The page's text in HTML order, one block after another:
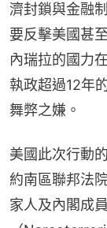
濟封鎖與金融
要反擊美國甚
內瑞拉的國力
執政超過12年
舞弊之嫌。
美國此次行動
約南區聯邦法
家人及內閣成